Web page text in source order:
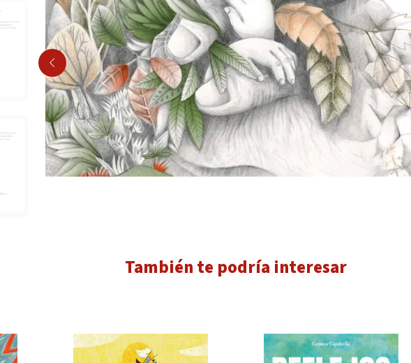
También te podría interesar